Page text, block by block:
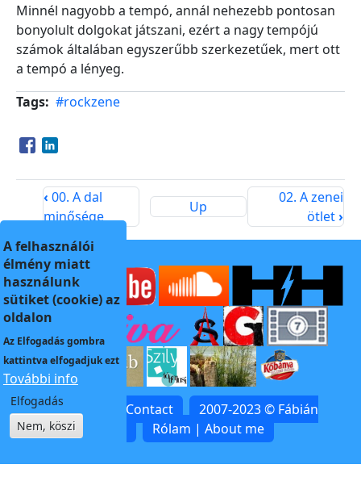
Minnél nagyobb a tempó, annál nehezebb pontosan
bonyolult dolgokat játszani, ezért a nagy tempójú
számok általában egyszerűbb szerkezetűek, mert ott
a tempó a lényeg.
Tags #rockzene
Opens in a new window
Opens in a new window
‹ 00. A dal
minősége
Up
02. A zenei
ötlet›
Kapcsolat | Contact
2007-2023 © Fábián
Rólam | About me
A felhasználói
élmény miatt
használunk
sütiket (cookie) az
oldalon
Az Elfogadásgombra
kattintva elfogadjuk ezt
További info
Elfogadás
Nem, köszi